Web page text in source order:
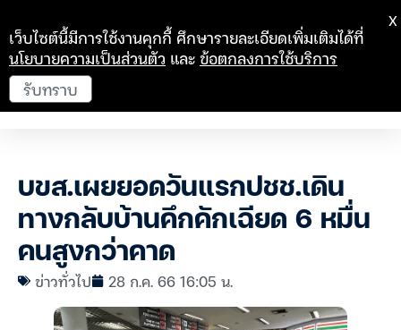
บขส.เผยยอดวันแรกปชช.เดิน
ทางกลับบ้านคึกคักเฉียด 6 หมื่น
คนสูงกว่าคาด
ข่าวทั่วไป 28 ก.ค. 66 16:05 น.
เว็บไซต์นี้มีการใช้งานคุกกี้ ศึกษารายละเอียดเพิ่มเติมได้ที่
นโยบายความเป็นส่วนตัว และข้อตกลงการใช้บริการ
รับทราบ
X